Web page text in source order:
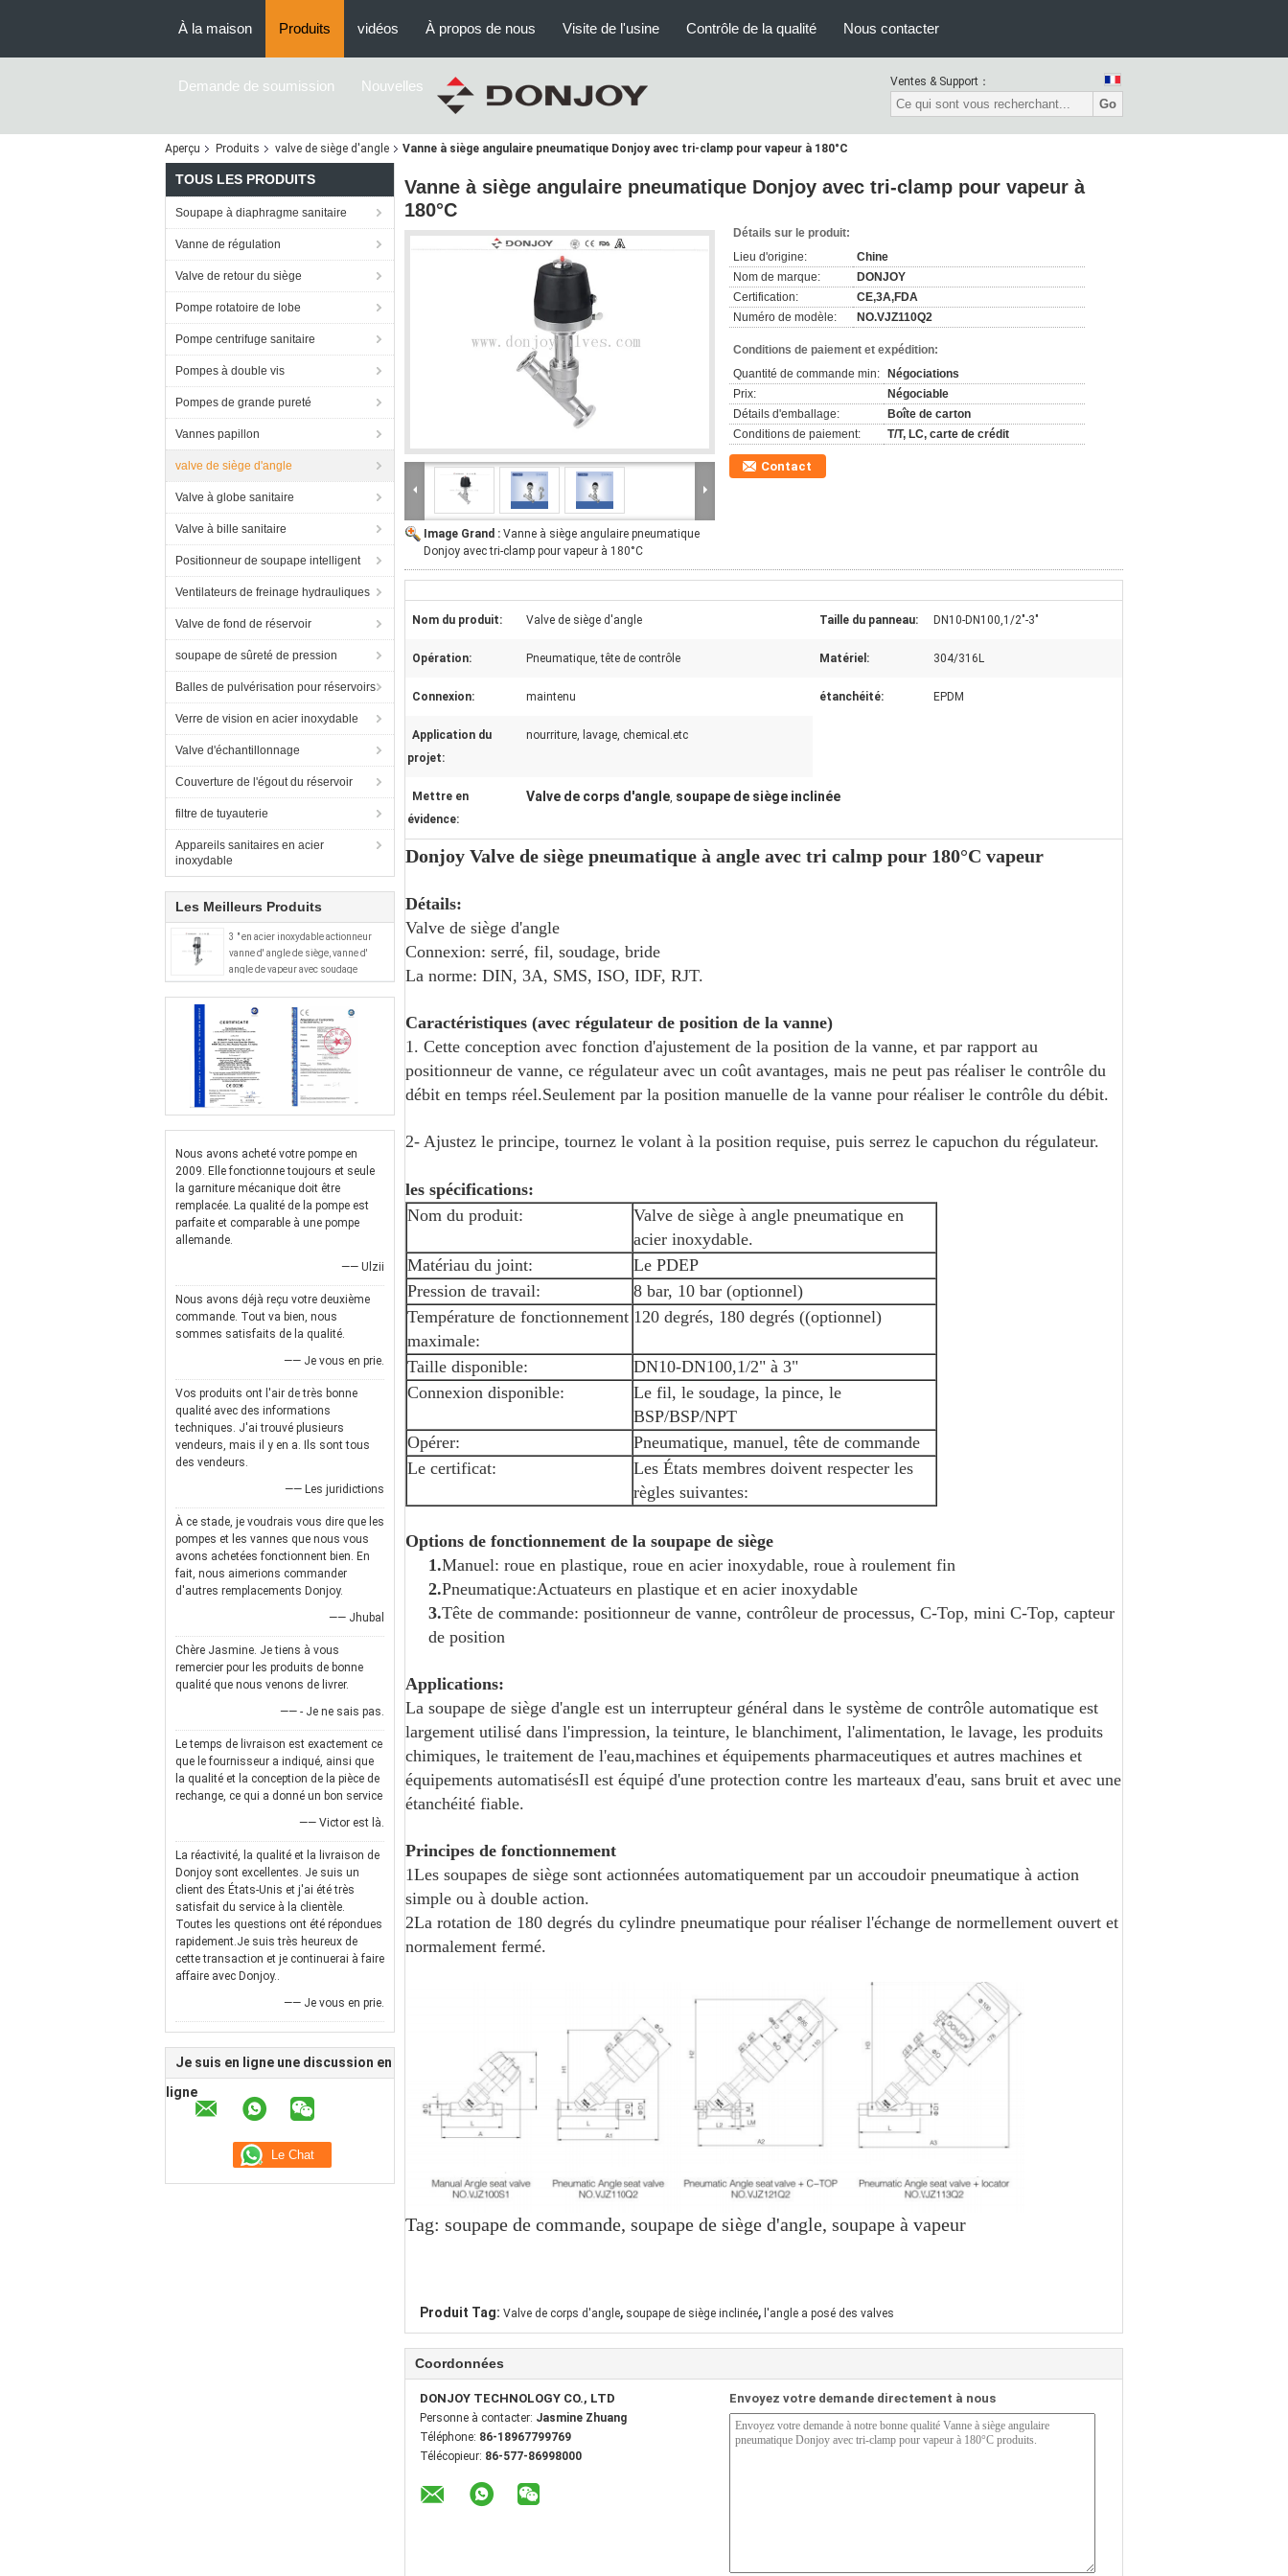
À la maison Produits vidéos À propos de nous Visite de l'usine Contrôle de la qualité Nous contacter
Demande de soumission Nouvelles Ventes & Support：
Go
Aperçu Produits valve de siège d'angle Vanne à siège angulaire pneumatique Donjoy avec tri-clamp pour vapeur à 180°C
TOUS LES PRODUITS
Soupape à diaphragme sanitaire
Vanne de régulation
Valve de retour du siège
Pompe rotatoire de lobe
Pompe centrifuge sanitaire
Pompes à double vis
Pompes de grande pureté
Vannes papillon
valve de siège d'angle
Valve à globe sanitaire
Valve à bille sanitaire
Positionneur de soupape intelligent
Ventilateurs de freinage hydrauliques
Valve de fond de réservoir
soupape de sûreté de pression
Balles de pulvérisation pour réservoirs
Verre de vision en acier inoxydable
Valve d'échantillonnage
Couverture de l'égout du réservoir
filtre de tuyauterie
Appareils sanitaires en acier
inoxydable
Les Meilleurs Produits
3 " en acier inoxydable actionneur
vanne d' angle de siège, vanne d'
angle de vapeur avec soudage
Nous avons acheté votre pompe en
2009. Elle fonctionne toujours et seule
la garniture mécanique doit être
remplacée. La qualité de la pompe est
parfaite et comparable à une pompe
allemande.
—— Ulzii
Nous avons déjà reçu votre deuxième
commande. Tout va bien, nous
sommes satisfaits de la qualité.
—— Je vous en prie.
Vos produits ont l'air de très bonne
qualité avec des informations
techniques. J'ai trouvé plusieurs
vendeurs, mais il y en a. Ils sont tous
des vendeurs.
—— Les juridictions
À ce stade, je voudrais vous dire que les
pompes et les vannes que nous vous
avons achetées fonctionnent bien. En
fait, nous aimerions commander
d'autres remplacements Donjoy.
—— Jhubal
Chère Jasmine. Je tiens à vous
remercier pour les produits de bonne
qualité que nous venons de livrer.
—— - Je ne sais pas.
Le temps de livraison est exactement ce
que le fournisseur a indiqué, ainsi que
la qualité et la conception de la pièce de
rechange, ce qui a donné un bon service
—— Victor est là.
La réactivité, la qualité et la livraison de
Donjoy sont excellentes. Je suis un
client des États-Unis et j'ai été très
satisfait du service à la clientèle.
Toutes les questions ont été répondues
rapidement.Je suis très heureux de
cette transaction et je continuerai à faire
affaire avec Donjoy..
—— Je vous en prie.
Je suis en ligne une discussion en
ligne
Vanne à siège angulaire pneumatique Donjoy avec tri-clamp pour vapeur à
180°C
Image Grand : Vanne à siège angulaire pneumatique
Donjoy avec tri-clamp pour vapeur à 180°C
Détails sur le produit:
Lieu d'origine:
Chine
Nom de marque:
DONJOY
Certification:
CE,3A,FDA
Numéro de modèle:
NO.VJZ110Q2
Conditions de paiement et expédition:
Quantité de commande min:
Négociations
Prix:
Négociable
Détails d'emballage:
Boîte de carton
Conditions de paiement:
T/T, LC, carte de crédit
Contact
Nom du produit: Valve de siège d'angle Taille du panneau: DN10-DN100,1/2"-3"
Opération: Pneumatique, tête de contrôle Matériel: 304/316L
Connexion: maintenu étanchéité: EPDM
Application du
projet:
nourriture, lavage, chemical.etc
Mettre en
évidence:
Valve de corps d'angle, soupape de siège inclinée
Donjoy Valve de siège pneumatique à angle avec tri calmp pour 180°C vapeur
Détails:
Valve de siège d'angle
Connexion: serré, fil, soudage, bride
La norme: DIN, 3A, SMS, ISO, IDF, RJT.
Caractéristiques (avec régulateur de position de la vanne)
1. Cette conception avec fonction d'ajustement de la position de la vanne, et par rapport au
positionneur de vanne, ce régulateur avec un coût avantages, mais ne peut pas réaliser le contrôle du
débit en temps réel.Seulement par la position manuelle de la vanne pour réaliser le contrôle du débit.
2- Ajustez le principe, tournez le volant à la position requise, puis serrez le capuchon du régulateur.
les spécifications:
Nom du produit:
Valve de siège à angle pneumatique en
acier inoxydable.
Matériau du joint:
Le PDEP
Pression de travail:
8 bar, 10 bar (optionnel)
Température de fonctionnement
maximale:
120 degrés, 180 degrés ((optionnel)
Taille disponible:
DN10-DN100,1/2" à 3"
Connexion disponible:
Le fil, le soudage, la pince, le
BSP/BSP/NPT
Opérer:
Pneumatique, manuel, tête de commande
Le certificat:
Les États membres doivent respecter les
règles suivantes:
Options de fonctionnement de la soupape de siège
1.Manuel: roue en plastique, roue en acier inoxydable, roue à roulement fin
2.Pneumatique:Actuateurs en plastique et en acier inoxydable
3.Tête de commande: positionneur de vanne, contrôleur de processus, C-Top, mini C-Top, capteur
de position
Applications:
La soupape de siège d'angle est un interrupteur général dans le système de contrôle automatique est
largement utilisé dans l'impression, la teinture, le blanchiment, l'alimentation, le lavage, les produits
chimiques, le traitement de l'eau,machines et équipements pharmaceutiques et autres machines et
équipements automatisésIl est équipé d'une protection contre les marteaux d'eau, sans bruit et avec une
étanchéité fiable.
Principes de fonctionnement
1Les soupapes de siège sont actionnées automatiquement par un accoudoir pneumatique à action
simple ou à double action.
2La rotation de 180 degrés du cylindre pneumatique pour réaliser l'échange de normellement ouvert et
normalement fermé.
Tag: soupape de commande, soupape de siège d'angle, soupape à vapeur
Produit Tag: Valve de corps d'angle, soupape de siège inclinée, l'angle a posé des valves
Coordonnées
DONJOY TECHNOLOGY CO., LTD
Personne à contacter: Jasmine Zhuang
Téléphone: 86-18967799769
Télécopieur: 86-577-86998000
Envoyez votre demande directement à nous